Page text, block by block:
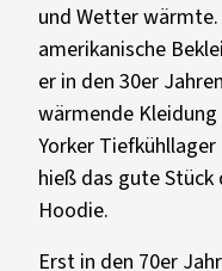
und Wetter
amerikanische
er in den 30er
wärmende
Yorker
hieß das gute
Hoodie.
Erst in den 70er